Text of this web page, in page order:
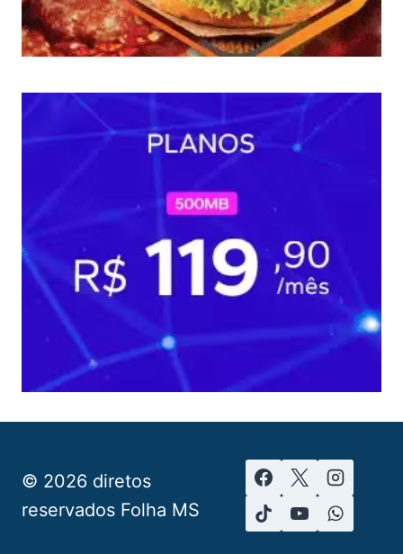
© 2026 diretos
reservados Folha MS